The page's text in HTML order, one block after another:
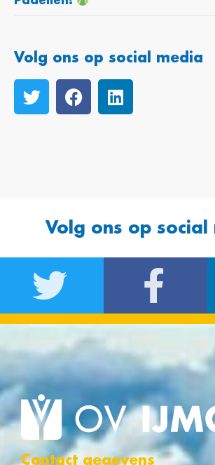
Volg ons op social media
Volg ons op social
Contact gegevens